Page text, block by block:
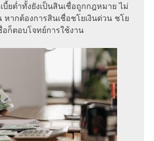
บี้ยต่ำทั้งยังเป็นสินเชื่อถูกกฎหมาย ไม่
หากต้องการสินเชื่อชโยเงินด่วน ชโย
ก็ตอบโจทย์การใช้งาน